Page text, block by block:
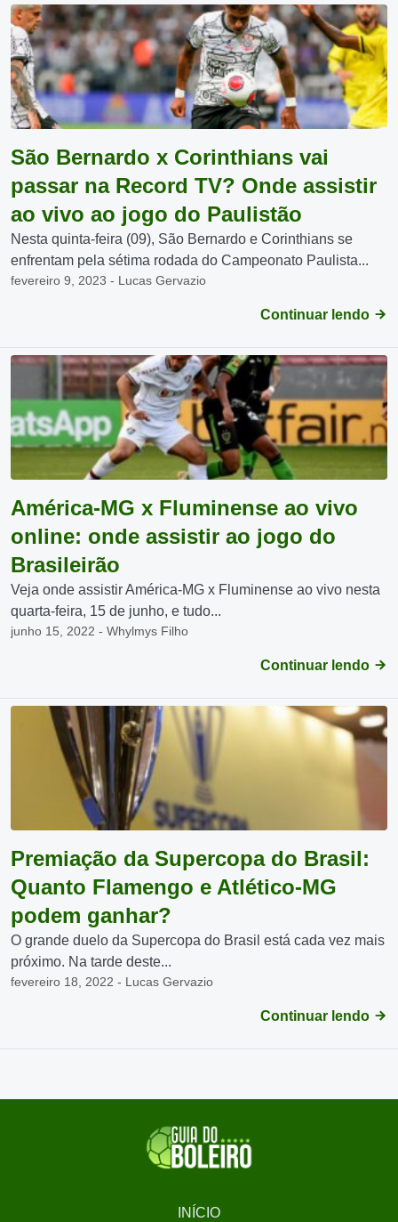
São Bernardo x Corinthians vai
passar na Record TV? Onde assistir
ao vivo ao jogo do Paulistão
Nesta quinta-feira (09), São Bernardo e Corinthians se
enfrentam pela sétima rodada do Campeonato Paulista...
fevereiro 9, 2023 - Lucas Gervazio
Continuar lendo
América-MG x Fluminense ao vivo
online: onde assistir ao jogo do
Brasileirão
Veja onde assistir América-MG x Fluminense ao vivo nesta
quarta-feira, 15 de junho, e tudo...
junho 15, 2022 - Whylmys Filho
Continuar lendo
Premiação da Supercopa do Brasil:
Quanto Flamengo e Atlético-MG
podem ganhar?
O grande duelo da Supercopa do Brasil está cada vez mais
próximo. Na tarde deste...
fevereiro 18, 2022 - Lucas Gervazio
Continuar lendo
INÍCIO